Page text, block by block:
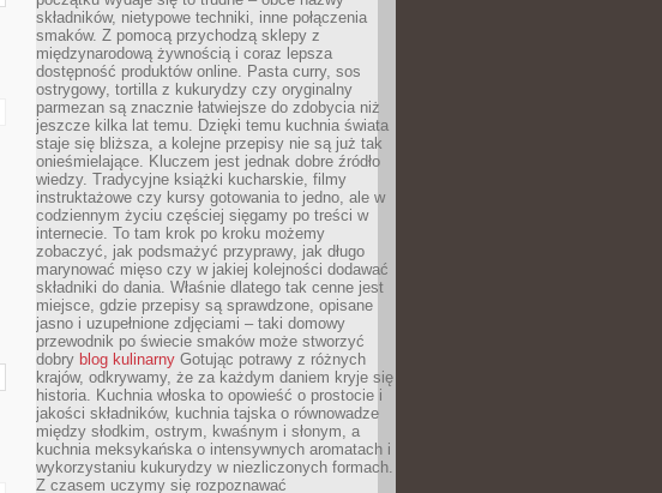
składników, nietypowe techniki, inne połączenia
smaków. Z pomocą przychodzą sklepy z
międzynarodową żywnością i coraz lepsza
dostępność produktów online. Pasta curry, sos
ostrygowy, tortilla z kukurydzy czy oryginalny
parmezan są znacznie łatwiejsze do zdobycia niż
jeszcze kilka lat temu. Dzięki temu kuchnia świata
staje się bliższa, a kolejne przepisy nie są już tak
onieśmielające. Kluczem jest jednak dobre źródło
wiedzy. Tradycyjne książki kucharskie, filmy
instruktażowe czy kursy gotowania to jedno, ale w
codziennym życiu częściej sięgamy po treści w
internecie. To tam krok po kroku możemy
zobaczyć, jak podsmażyć przyprawy, jak długo
marynować mięso czy w jakiej kolejności dodawać
składniki do dania. Właśnie dlatego tak cenne jest
miejsce, gdzie przepisy są sprawdzone, opisane
jasno i uzupełnione zdjęciami – taki domowy
przewodnik po świecie smaków może stworzyć
dobry blog kulinarny Gotując potrawy z różnych
krajów, odkrywamy, że za każdym daniem kryje się
historia. Kuchnia włoska to opowieść o prostocie i
jakości składników, kuchnia tajska o równowadze
między słodkim, ostrym, kwaśnym i słonym, a
kuchnia meksykańska o intensywnych aromatach i
wykorzystaniu kukurydzy w niezliczonych formach.
Z czasem uczymy się rozpoznawać